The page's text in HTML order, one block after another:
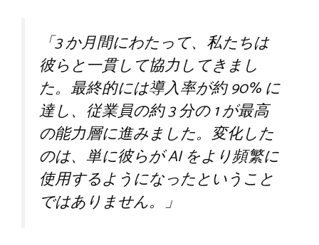
「3 か月間にわたって、私たちは
彼らと一貫して協力してきまし
た。最終的には導入率が約 90% に
達し、従業員の約 3 分の 1 が最高
の能力層に進みました。変化した
のは、単に彼らが AI をより頻繁に
使用するようになったということ
ではありません。」